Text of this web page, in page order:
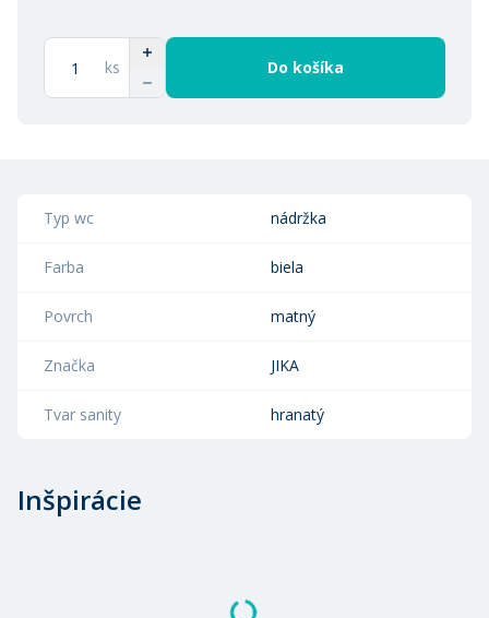
ks Do košíka
Typ wc nádržka
Farba biela
Povrch matný
Značka JIKA
Tvar sanity hranatý
Inšpirácie